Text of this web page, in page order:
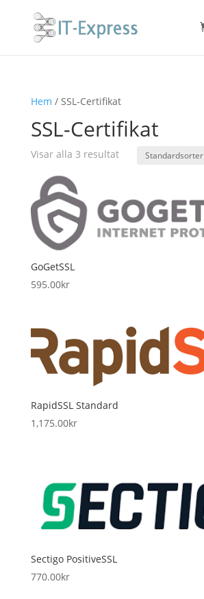
Hem / SSL-Certifikat
SSL-Certifikat
Visar alla 3 resultat
GoGetSSL
595.00kr
RapidSSL Standard
1,175.00kr
Sectigo PositiveSSL
770.00kr